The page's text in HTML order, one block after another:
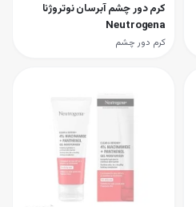
کرم دور چشم آبرسان نوتروژنا
Neutrogena
کرم دور چشم